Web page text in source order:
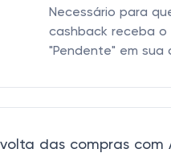
Necessário para
cashback receba o
"Pendente" em sua
das compras com